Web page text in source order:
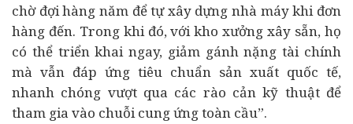
chờ đợi hàng năm để tự xây dựng nhà máy khi đơn
hàng đến. Trong khi đó, với kho xưởng xây sẵn, họ
có thể triển khai ngay, giảm gánh nặngtài chính
mà vẫn đáp ứng tiêu chuẩn sản xuất quốc tế,
nhanh chóng vượt qua các rào cản kỹ thuật để
tham gia vào chuỗi cung ứng toàn cầu”.